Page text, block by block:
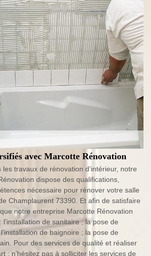
avec Marcotte Rénovation
travaux de rénovation d’intérieur, notre
dispose des qualifications,
nécessaire pour rénover votre salle
Champlaurent 73390. Et afin de satisfaire
notre entreprise Marcotte Rénovation
l’installation de sanitaire ; la pose de
de baignoire ; la pose de
Pour des services de qualité et réaliser
; n’hésitez pas à solliciter les services de